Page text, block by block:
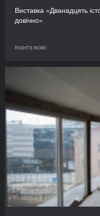
Виставка «Дванадцять
довічно»
RIGHTS NOW!